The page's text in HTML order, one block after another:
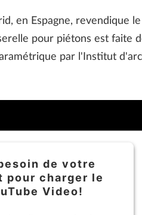
en Espagne, revendique
pour piétons est faite
par l'Institut
de votre
pour charger le
Video!